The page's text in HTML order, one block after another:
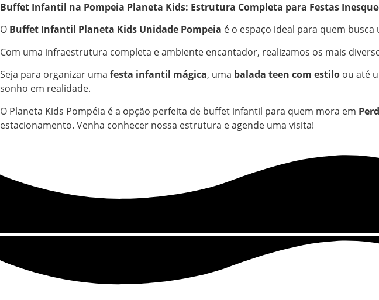
Buffet Infantil na Pompeia Planeta Kids: Estrutura Completa para Festas
O Buffet Infantil Planeta Kids Unidade Pompeia é o espaço ideal para quem
Com uma infraestrutura completa e ambiente encantador, realizamos os mais
Seja para organizar uma festa infantil mágica, uma balada teen com estilo ou até
sonho em realidade.
O Planeta Kids Pompéia é a opção perfeita de buffet infantil para quem mora em
estacionamento. Venha conhecer nossa estrutura e agende uma visita!